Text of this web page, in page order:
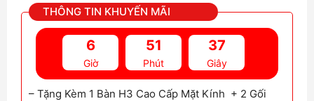
là:
24,500,000₫.là:
19,500,000₫.
THÔNG TIN KHUYẾN MÃI
6
Giờ
51
Phút
36
Giây
– Tặng Kèm 1 Bàn H3 Cao Cấp Mặt Kính + 2 Gối